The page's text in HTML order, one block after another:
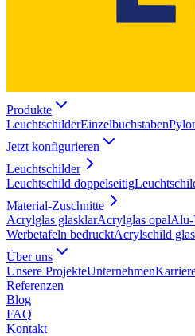
Produkte
LeuchtschilderEinzelbuchstaben
Jetzt konfigurieren
Leuchtschilder
Leuchtschild doppelseitig
Material-Zuschnitte
Acrylglas glasklarAcrylglas opalAlu-
Werbetafeln bedrucktAcrylschild
Über uns
Unsere ProjekteUnternehmen
Referenzen
Blog
FAQ
Kontakt